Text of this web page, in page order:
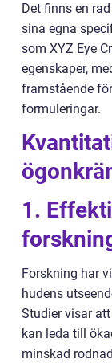
Det finns en
sina egna
som XYZ Eye
egenskaper,
framstående
formuleringar.
1.
Forskning har
hudens
Studier visar
kan leda till
minskad